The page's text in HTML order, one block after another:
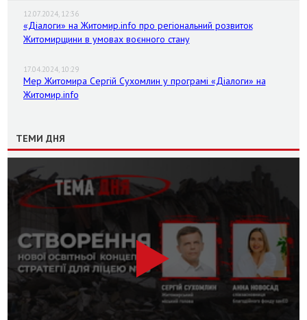
12.07.2024, 12:36
«Діалоги» на Житомир.info про регіональний розвиток
Житомирщини в умовах воєнного стану
17.04.2024, 10:29
Мер Житомира Сергій Сухомлин у програмі «Діалоги» на
Житомир.info
ТЕМИ ДНЯ